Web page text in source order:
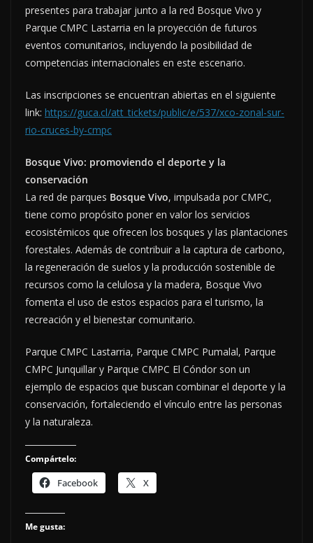
presentes para trabajar junto a la red Bosque Vivo y
Parque CMPC Lastarria en la proyección de futuros
eventos comunitarios, incluyendo la posibilidad de
competencias internacionales en este escenario.
Las inscripciones se encuentran abiertas en el siguiente
link: https://guca.cl/att_tickets/public/e/537/xco-zonal-sur-
rio-cruces-by-cmpc
Bosque Vivo: promoviendo el deporte y la
conservación
La red de parques Bosque Vivo, impulsada por CMPC,
tiene como propósito poner en valor los servicios
ecosistémicos que ofrecen los bosques y las plantaciones
forestales. Además de contribuir a la captura de carbono,
la regeneración de suelos y la producción sostenible de
recursos como la celulosa y la madera, Bosque Vivo
fomenta el uso de estos espacios para el turismo, la
recreación y el bienestar comunitario.
Parque CMPC Lastarria, Parque CMPC Pumalal, Parque
CMPC Junquillar y Parque CMPC El Cóndor son un
ejemplo de espacios que buscan combinar el deporte y la
conservación, fortaleciendo el vínculo entre las personas
y la naturaleza.
Compártelo:
Facebook X
Me gusta: